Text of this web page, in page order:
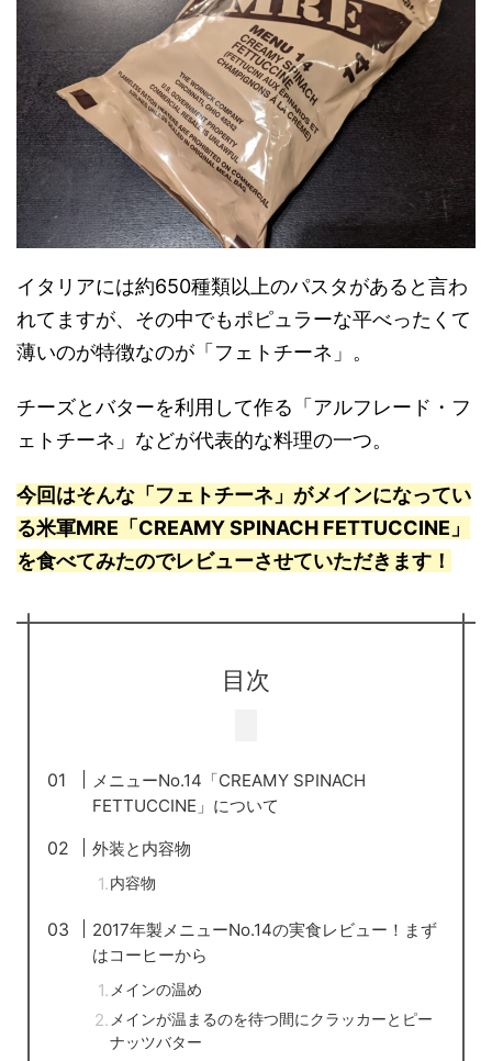
イタリアには約650種類以上のパスタがあると言わ
れてますが、その中でもポピュラーな平べったくて
薄いのが特徴なのが「フェトチーネ」。
チーズとバターを利用して作る「アルフレード・フ
ェトチーネ」などが代表的な料理の一つ。
今回はそんな「フェトチーネ」がメインになってい
る米軍MRE「CREAMY SPINACH FETTUCCINE」
を食べてみたのでレビューさせていただきます！
目次
メニューNo.14「CREAMY SPINACH
FETTUCCINE」について
外装と内容物
内容物
2017年製メニューNo.14の実食レビュー！まず
はコーヒーから
メインの温め
メインが温まるのを待つ間にクラッカーとピー
ナッツバター